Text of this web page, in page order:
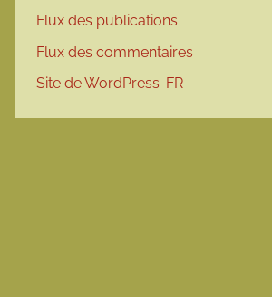
Flux des publications
Flux des commentaires
Site de WordPress-FR